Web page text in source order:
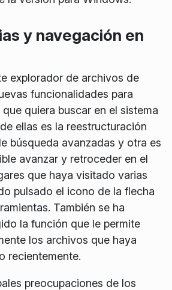
y navegación en
explorador de archivos de
funcionalidades para
quiera buscar en el sistema
ellas es la reestructuración
búsqueda avanzadas y otra es
avanzar y retroceder en el
que haya visitado varias
pulsado el icono de la flecha
También se ha
la función que le permite
los archivos que haya
recientemente.
preocupaciones de los